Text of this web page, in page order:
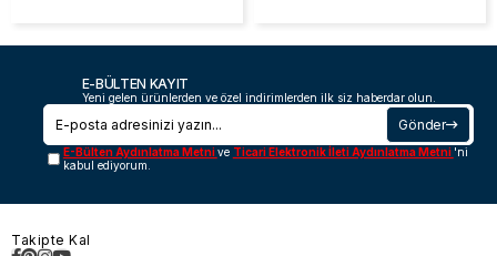
E-BÜLTEN KAYIT
Yeni gelen ürünlerden ve özel indirimlerden ilk siz haberdar olun.
Gönder
E-Bülten Aydınlatma Metnive Ticari Elektronik İleti Aydınlatma Metni 'ni
kabul ediyorum.
Takipte Kal